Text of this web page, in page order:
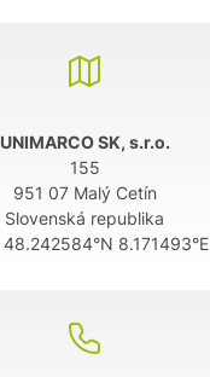
UNIMARCO SK, s.r.o.
155
951 07 Malý Cetín
Slovenská republika
48.242584°N 8.171493°E